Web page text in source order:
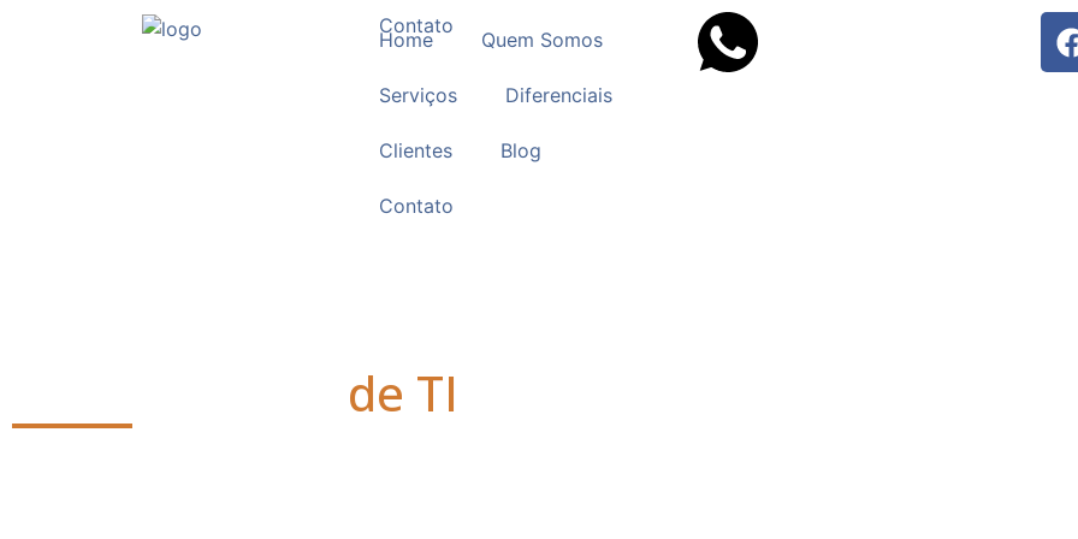
Home Quem Somos
Serviços Diferenciais
Clientes Blog
Contato
Contato
de TI